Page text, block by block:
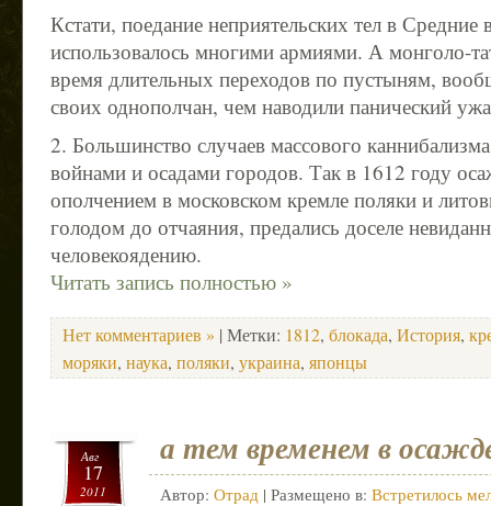
Кстати, поедание неприятельских тел в Средние
использовалось многими армиями. А монголо-
время длительных переходов по пустыням,
своих однополчан, чем наводили панический
2. Большинство случаев массового
войнами и осадами городов. Так в 1612 году
ополчением в московском кремле поляки и
голодом до отчаяния, предались доселе
человекоядению.
Читать запись полностью »
Нет комментариев » | Метки: 1812, блокада, История,
моряки, наука, поляки, украина, японцы
Авг
17
2011
а тем временем в
Автор: Отрад | Размещено в: Встретилось